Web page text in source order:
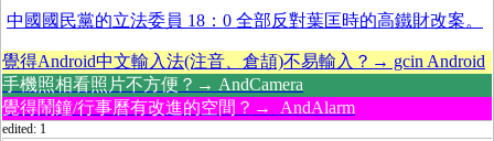
中國國民黨的立法委員 18：0 全部反對葉匡時的高鐵財改案。
覺得Android中文輸入法(注音、倉頡)不易輸入？→ gcin Android
手機照相看照片不方便？→ AndCamera
覺得鬧鐘/行事曆有改進的空間？→ AndAlarm
edited: 1